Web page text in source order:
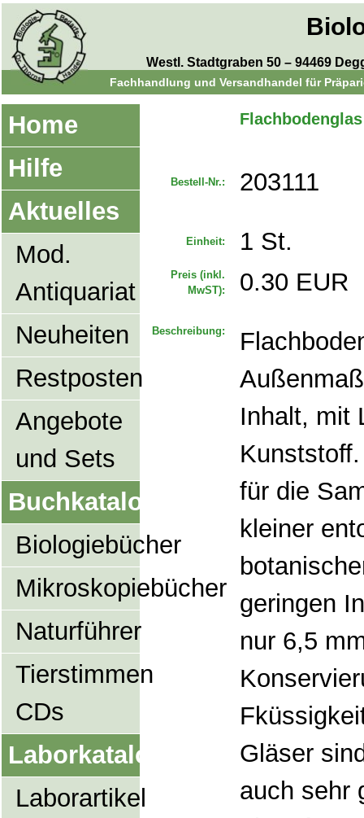
Westl. Stadtgraben 50 – 94469
Fachhandlung und Versandhandel für
Home
Hilfe
Aktuelles
Mod.
Antiquariat
Neuheiten
Restposten
Angebote
und Sets
Buchkatalog
Biologiebücher
Mikroskopiebücher
Naturführer
Tierstimmen
CDs
Laborkatalog
Laborartikel
Bestell-Nr.: 203111
Einheit: 1 St.
Preis (inkl.
MwST):
0.30 EUR
Beschreibung:
Inhalt, mit
für die
kleiner
geringen
nur 6,5
Gläser
auch sehr